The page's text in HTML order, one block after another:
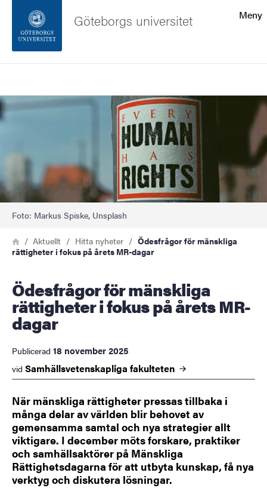
Sidfoten
Meny
Göteborgs universitet
Bild
Foto: Markus Spiske, Unsplash
Länkstig
HemAktuellt Hitta nyheter
Ödesfrågor för mänskliga
rättigheter i fokus på årets MR-dagar
Ödesfrågor för mänskliga
rättigheter i fokus på årets MR-
dagar
Publicerad 18 november 2025
vid Samhällsvetenskapliga fakulteten
När mänskliga rättigheter pressas tillbaka i
många delar av världen blir behovet av
gemensamma samtal och nya strategier allt
viktigare. I december möts forskare, praktiker
och samhällsaktörer på Mänskliga
Rättighetsdagarna för att utbyta kunskap, få nya
verktyg och diskutera lösningar.